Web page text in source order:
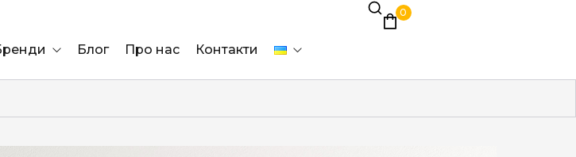
Блог Про нас Контакти
0